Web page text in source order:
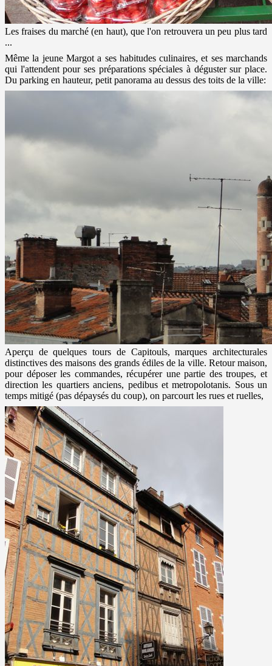
Les fraises du marché (en haut), que l'on retrouvera un peu plus tard
...
Même la jeune Margot a ses habitudes culinaires, et ses marchands
qui l'attendent pour ses préparations spéciales à déguster sur place.
Du parking en hauteur, petit panorama au dessus des toits de la ville:
Aperçu de quelques tours de Capitouls, marques architecturales
distinctives des maisons des grands édiles de la ville. Retour maison,
pour déposer les commandes, récupérer une partie des troupes, et
direction les quartiers anciens, pedibus et metropolotanis. Sous un
temps mitigé (pas dépaysés du coup), on parcourt les rues et ruelles,